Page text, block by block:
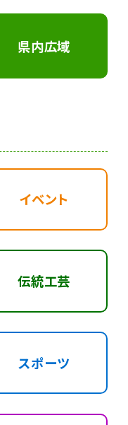
県内広域
イベント
伝統工芸
スポーツ